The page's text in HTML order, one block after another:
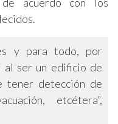
acuerdo con los
y para todo, por
al ser un edificio de
tener detección de
etcétera”,